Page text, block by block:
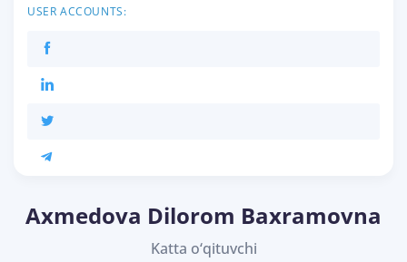
USER ACCOUNTS:
Axmedova Dilorom Baxramovna
Katta o‘qituvchi